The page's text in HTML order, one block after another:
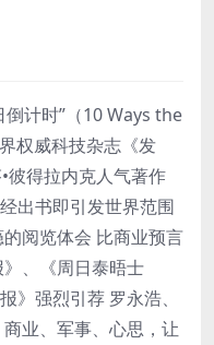
计时”（10 Ways the
权威科技杂志《发
彼得拉内克人气著作
出书即引发世界范围
阅览体会 比商业预言
、《周日泰晤士
》强烈引荐 罗永浩、
业、军事、心思，让